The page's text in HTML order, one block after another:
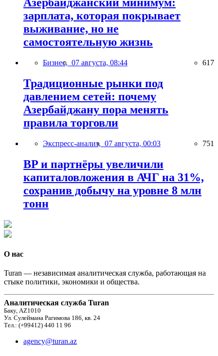
зарплата, которая покрывает
выживание, но не
самостоятельную жизнь
Бизнес, 07 августа, 08:44 617
Традиционные рынки под
давлением сетей: почему
Азербайджану пора менять
правила торговли
Экспресс-анализ, 07 августа, 00:03 751
BP и партнёры увеличили
капиталовложения в АЧГ на 31%,
сохранив добычу на уровне 8 млн
тонн
О нас
Turan — независимая аналитическая служба, работающая на
стыке политики, экономики и общества.
Аналитическая служба Turan
Баку, AZ1010
Ул. Сулеймана Рагимова 186, кв. 24
Тел.: (+99412) 440 11 96
agency@turan.az